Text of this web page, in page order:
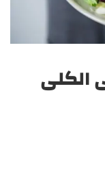
الكلى